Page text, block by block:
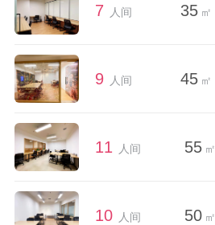
7 人间 35 ㎡
9 人间 45 ㎡
11 人间 55 ㎡
10 人间 50 ㎡